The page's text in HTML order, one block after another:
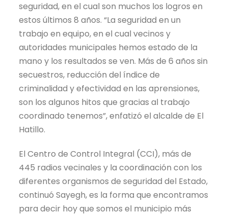
seguridad, en el cual son muchos los logros en
estos últimos 8 años. “La seguridad en un
trabajo en equipo, en el cual vecinos y
autoridades municipales hemos estado de la
mano y los resultados se ven. Más de 6 años sin
secuestros, reducción del índice de
criminalidad y efectividad en las aprensiones,
son los algunos hitos que gracias al trabajo
coordinado tenemos”, enfatizó el alcalde de El
Hatillo.
El Centro de Control Integral (CCI), más de
445 radios vecinales y la coordinación con los
diferentes organismos de seguridad del Estado,
continuó Sayegh, es la forma que encontramos
para decir hoy que somos el municipio más